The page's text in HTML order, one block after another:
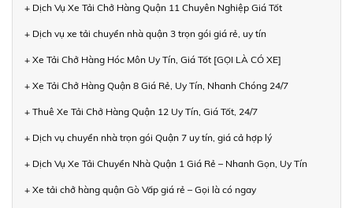
+ Dịch Vụ Xe Tải Chở Hàng Quận 11 Chuyên Nghiệp Giá Tốt
+ Dịch vụ xe tải chuyển nhà quận 3 trọn gói giá rẻ, uy tín
+ Xe Tải Chở Hàng Hóc Môn Uy Tín, Giá Tốt [GỌI LÀ CÓ XE]
+ Xe Tải Chở Hàng Quận 8 Giá Rẻ, Uy Tín, Nhanh Chóng 24/7
+ Thuê Xe Tải Chở Hàng Quận 12 Uy Tín, Giá Tốt, 24/7
+ Dịch vụ chuyển nhà trọn gói Quận 7 uy tín, giá cả hợp lý
+ Dịch Vụ Xe Tải Chuyển Nhà Quận 1 Giá Rẻ – Nhanh Gọn, Uy Tín
+ Xe tải chở hàng quận Gò Vấp giá rẻ – Gọi là có ngay